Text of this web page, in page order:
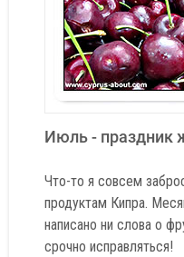
Июль - праздник
Что-то я совсем
продуктам Кипра.
написано ни слова о
срочно исправляться!